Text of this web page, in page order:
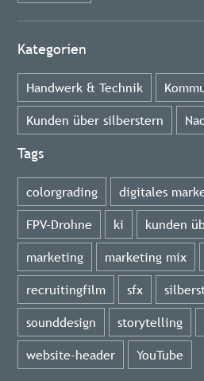
Kategorien
Handwerk & Technik
Kunden über silberstern
Tags
colorgrading digitales
FPV-Drohne
ki
kunden
marketing
marketing mix
recruitingfilm
sfx
sounddesign
storytelling
website-header
YouTube